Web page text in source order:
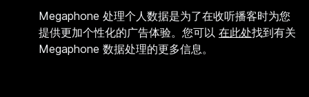
Megaphone 处理个人数据是为了在收听播客时为您
提供更加个性化的广告体验。您可以 在此处找到有关
Megaphone 数据处理的更多信息。